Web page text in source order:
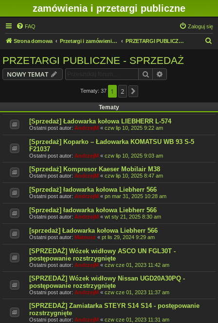
zamówienia i przetargi publiczne
FAQ Zaloguj się
Strona domowa Przetargi i zamówienia publiczne w IMN O/Legnica PRZETARGI PUBLICZNE - SPRZEDAŻ
PRZETARGI PUBLICZNE - SPRZEDAŻ
NOWY TEMAT Szukaj
Tematy: 37 1 2
Tematy
[Sprzedaż] Ładowarka kołowa LIEBHERR L-574
Ostatni post autor: AndrzejM « czw lip 10, 2025 9:22 am
[Sprzedaż] Koparko – Ładowarka KOMATSU WB 93 S-5
F21037
Ostatni post autor: AndrzejM « czw lip 10, 2025 9:03 am
[Sprzedaż] Kompresor Kaeser Mobilair M38
Ostatni post autor: AndrzejM « czw lip 10, 2025 8:47 am
[Sprzedaż] ładowarka kołowa Liebherr 566
Ostatni post autor: AndrzejM « pn mar 31, 2025 10:28 am
[Sprzedaż] ładowarka kołowa Liebherr 566
Ostatni post autor: AndrzejM « wt sty 21, 2025 8:30 am
[sprzedaż] Ładowarka kołowa Liebherr 566
Ostatni post autor: Mateusz « pt lis 29, 2024 9:29 am
[SPRZEDAŻ] Wózek widłowy ASCO UN FGL30T -
postępowanie rozstrzygnięte
Ostatni post autor: AndrzejM « czw cze 01, 2023 11:42 am
[SPRZEDAŻ] Wózek widłowy Nissan UGD20A30PQ -
postępowanie rozstrzygnięte
Ostatni post autor: AndrzejM « czw cze 01, 2023 11:37 am
[SPRZEDAŻ] Zamiatarka STEYR S14 S14 - postępowanie
rozstrzygnięte
Ostatni post autor: AndrzejM « czw cze 01, 2023 11:31 am